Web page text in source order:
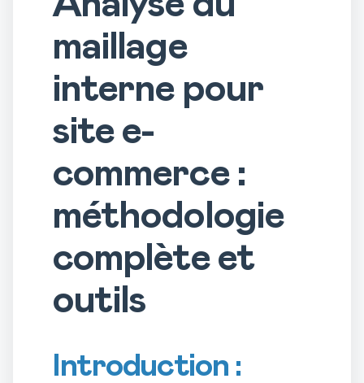
maillage
interne pour
site e-
commerce :
méthodologie
complète et
outils
Introduction :